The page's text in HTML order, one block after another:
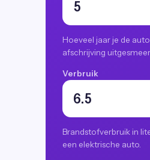
Hoeveel jaar je de
afschrijving
Verbruik
Brandstofverbruik in
een elektrische auto.